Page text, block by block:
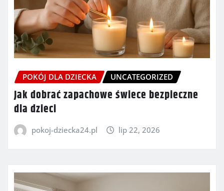
POKÓJ DLA DZIECKA UNCATEGORIZED
Jak dobrać zapachowe świece bezpieczne
dla dzieci
pokoj-dziecka24.pl lip 22, 2026